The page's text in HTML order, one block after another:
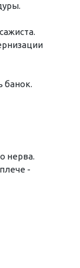
банок.
нерва.
-